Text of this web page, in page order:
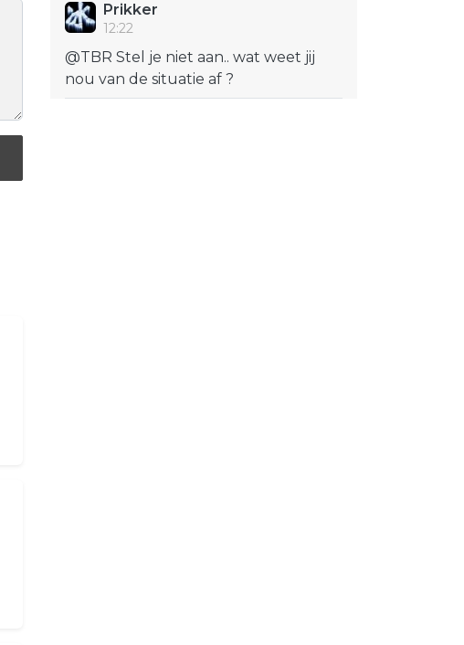
Prikker
12:22
@TBR Stel je niet aan.. wat weet jij
nou van de situatie af ?